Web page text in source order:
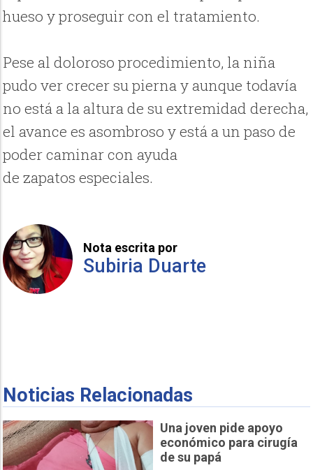
hueso y proseguir con el tratamiento.
Pese al doloroso procedimiento, la niña
pudo ver crecer su pierna y aunque todavía
no está a la altura de su extremidad derecha,
el avance es asombroso y está a un paso de
poder caminar con ayuda
de zapatos especiales.
Nota escrita por
Subiria Duarte
Noticias Relacionadas
Una joven pide apoyo
económico para cirugía
de su papá